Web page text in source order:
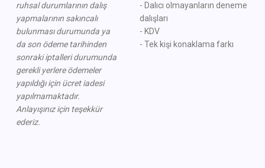
ruhsal durumlarının dalış
yapmalarının sakıncalı
bulunması durumunda ya
da son ödeme tarihinden
sonraki iptalleri durumunda
gerekliyerlere ödemeler
yapıldığı için ücret iadesi
yapılmamaktadır.
Anlayışınız için teşekkür
ederiz.
- Dalıcı olmayanların deneme
dalışları
- KDV
- Tek kişi konaklama farkı